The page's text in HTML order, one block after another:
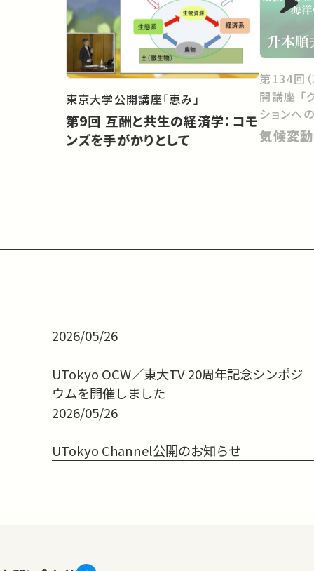
東京大学公開講座「恵み」
第9回 互酬と共生の経済学：コモ
ンズを手がかりとして
第134回
開講座 「
ションへ
気候変
2026/05/26
UTokyo OCW／東大TV 20周年記念シンポジ
ウムを開催しました
2026/05/26
UTokyo Channel公開のお知らせ